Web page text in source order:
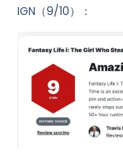
IGN（9/10）：